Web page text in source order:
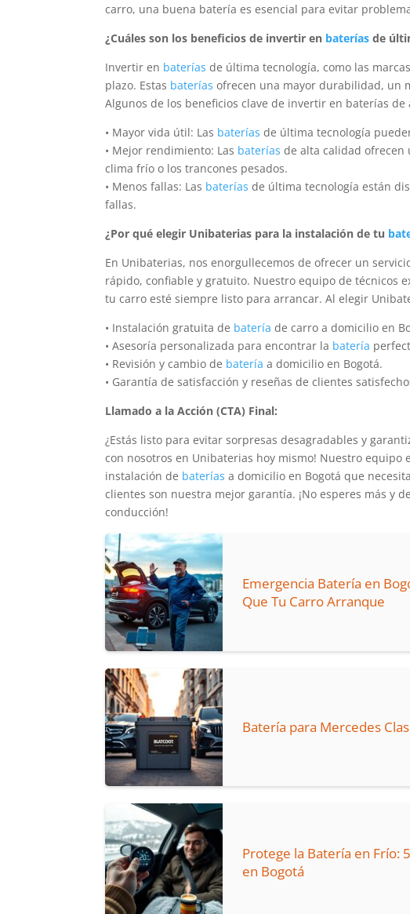
carro, una buena batería es esencial para evitar
¿Cuáles son los beneficios de invertir en baterías de
Invertir en baterías de última tecnología, como las
plazo. Estas baterías ofrecen una mayor durabilidad, un
Algunos de los beneficios clave de invertir en baterías
• Mayor vida útil: Las baterías de última tecnología
• Mejor rendimiento: Las baterías de alta calidad ofrecen
clima frío o los trancones pesados.
• Menos fallas: Las baterías de última tecnología están
fallas.
¿Por qué elegir Unibaterias para la instalación de tu
En Unibaterias, nos enorgullecemos de ofrecer un
rápido, confiable y gratuito. Nuestro equipo de técnicos
tu carro esté siempre listo para arrancar. Al elegir
• Instalación gratuita de batería de carro a domicilio en
• Asesoría personalizada para encontrar la batería
• Revisión y cambio de batería a domicilio en Bogotá.
• Garantía de satisfacción y reseñas de clientes
Llamado a la Acción (CTA) Final:
¿Estás listo para evitar sorpresas desagradables y
con nosotros en Unibaterias hoy mismo! Nuestro equipo
instalación de baterías a domicilio en Bogotá que
clientes son nuestra mejor garantía. ¡No esperes más y
conducción!
Emergencia Batería en
Que Tu Carro Arranque
Batería para Mercedes
Protege la Batería en Frío:
en Bogotá